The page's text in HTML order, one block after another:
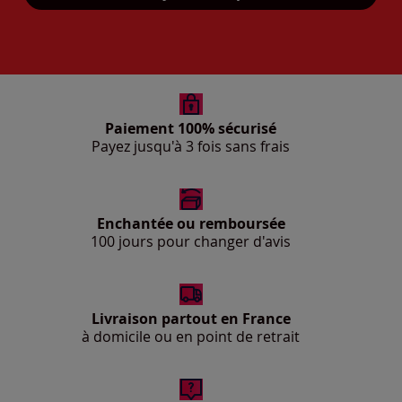
Paiement 100% sécurisé
Payez jusqu'à 3 fois sans frais
Enchantée ou remboursée
100 jours pour changer d'avis
Livraison partout en France
à domicile ou en point de retrait